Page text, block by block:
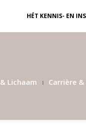
HÉT KENNIS- EN
Lichaam Carrière